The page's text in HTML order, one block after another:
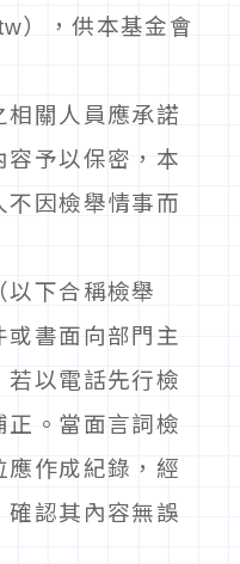
），供本基金會
相關人員應承諾
容予以保密，本
不因檢舉情事而
以下合稱檢舉
或書面向部門主
若以電話先行檢
正。當面言詞檢
應作成紀錄，經
確認其內容無誤